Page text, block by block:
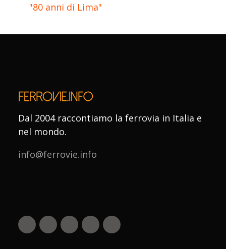
"80 anni di Lima"
Dal 2004 raccontiamo la ferrovia in Italia e
nel mondo.
info@ferrovie.info